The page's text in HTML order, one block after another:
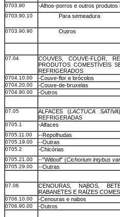
0703.90 -Alhos-porros e outros produtos
0703.90.10 Para semeadura
0703.90.90 Outros
07.04
COUVES, COUVE-FLOR,
PRODUTOS COMESTÍVEIS
REFRIGERADOS
0704.10.00 -Couve-flor e brócolos
0704.20.00 -Couve-de-bruxelas
0704.90.00 -Outros
07.05 ALFACES (LACTUCA SATIVA
REFRIGERADAS
0705.1 -Alfaces
0705.11.00 --Repolhudas
0705.19.00 --Outras
0705.2 -Chicórias
0705.21.00 --"Witloof" (Cichorium intybus
0705.29.00 --Outras
07.06
CENOURAS, NABOS,
RABANETES E RAÍZES
0706.10.00 -Cenouras e nabos
0706.90.00 -Outros